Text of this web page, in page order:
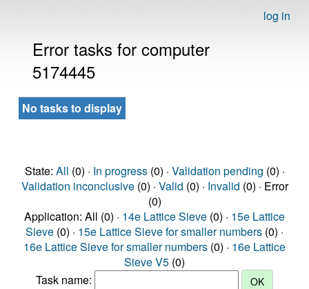
log in
Error tasks for computer
5174445
No tasks to display
State: All (0) · In progress(0) · Validation pending (0) ·
Validation inconclusive(0) · Valid (0) · Invalid (0) · Error
(0)
Application: All (0) · 14e Lattice Sieve (0) · 15e Lattice
Sieve (0) · 15e Lattice Sieve for smaller numbers (0) ·
16e Lattice Sieve for smaller numbers (0) · 16e Lattice
Sieve V5 (0)
Task name: